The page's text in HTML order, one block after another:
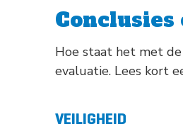
Hoe staat het met
evaluatie. Lees kort
VEILIGHEID